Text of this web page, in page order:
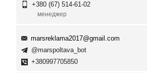
+380 (67) 514-61-02
менеджер
marsreklama2017@gmail.com
@marspoltava_bot
+380997705850